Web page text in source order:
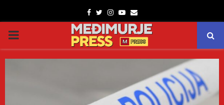
Facebook
TwitterInstagram
Youtube
Email
PRIMARY
MENU